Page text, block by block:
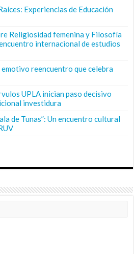
Experiencias de Educación
Religiosidad femenina y Filosofía
internacional de estudios
emotivo reencuentro que celebra
UPLA inician paso decisivo
investidura
de Tunas”: Un encuentro cultural